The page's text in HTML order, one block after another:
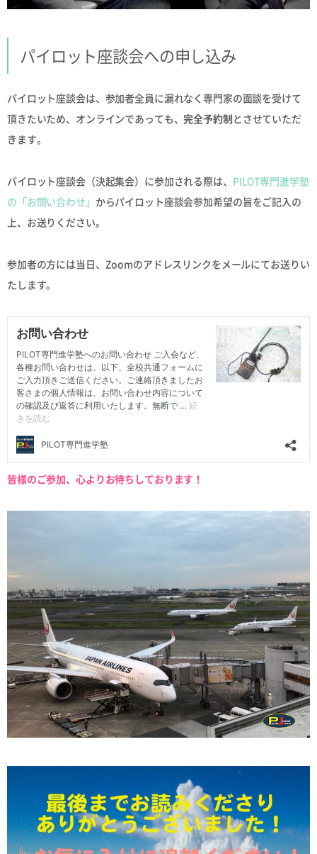
パイロット座談会への申し込み
パイロット座談会は、参加者全員に漏れなく専門家の面談を受けて
頂きたいため、オンラインであっても、完全予約制とさせていただ
きます。
パイロット座談会（決起集会）に参加される際は、 PILOT専門進学塾
の「お問い合わせ」 からパイロット座談会参加希望の旨をご記入の
上、お送りください。
参加者の方には当日、Zoomのアドレスリンクをメールにてお送りい
たします。
皆様のご参加、心よりお待ちしております！